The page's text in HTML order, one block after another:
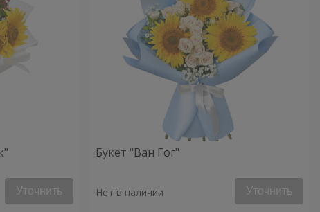
Уточнить
Букет "Ван Гог"
Нет в наличии Уточнить